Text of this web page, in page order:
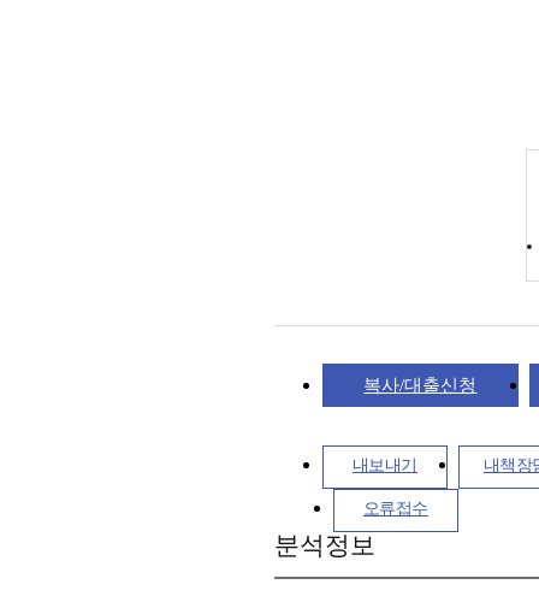
복사/대출신청
내보내기 내책장
오류접수
분석정보